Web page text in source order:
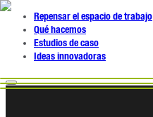
Repensar el espacio de trabajo
Qué hacemos
Estudios de caso
Ideas innovadoras